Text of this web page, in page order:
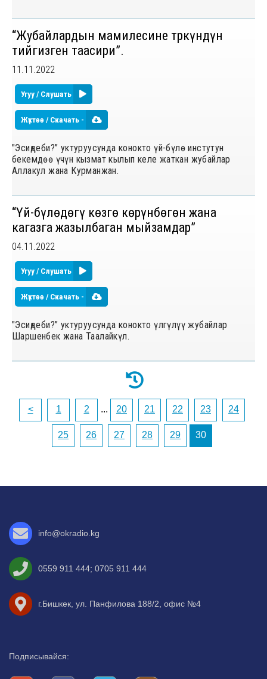
“Жубайлардын мамилесине төркүндүн
тийгизген таасири”.
11.11.2022
Угуу / Слушать
Жүктөө / Скачать -
"Эсиңдеби?” уктуруусунда конокто үй-бүлө инстутун
бекемдөө үчүн кызмат кылып келе жаткан жубайлар
Аллакул жана Курманжан.
“Үй-бүлѳдѳгү кѳзгѳ кѳрүнбѳгѳн жана
кагазга жазылбаган мыйзамдар”
04.11.2022
Угуу / Слушать
Жүктөө / Скачать -
"Эсиңдеби?” уктуруусунда конокто үлгүлүү жубайлар
Шаршенбек жана Таалайкүл.
< 1 2 ... 20 21 22 23 24
25 26 27 28 29 30
info@okradio.kg
0559 911 444; 0705 911 444
г.Бишкек, ул. Панфилова 188/2, офис №4
Подписывайся: